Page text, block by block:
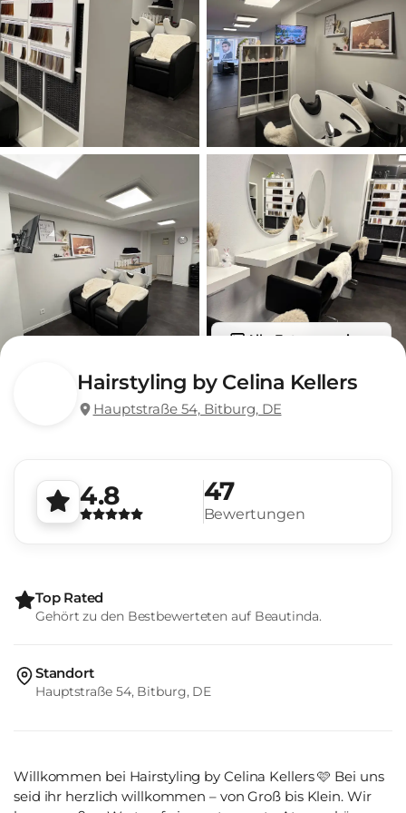
Alle Fotos anzeigen
Hairstyling by Celina Kellers
Hauptstraße 54, Bitburg, DE
4.8 47
Bewertungen
Top Rated
Gehört zu den Bestbewerteten auf Beautinda.
Standort
Hauptstraße 54, Bitburg, DE
Willkommen bei Hairstyling by Celina Kellers 🩷 Bei uns
seid ihr herzlich willkommen – von Groß bis Klein. Wir